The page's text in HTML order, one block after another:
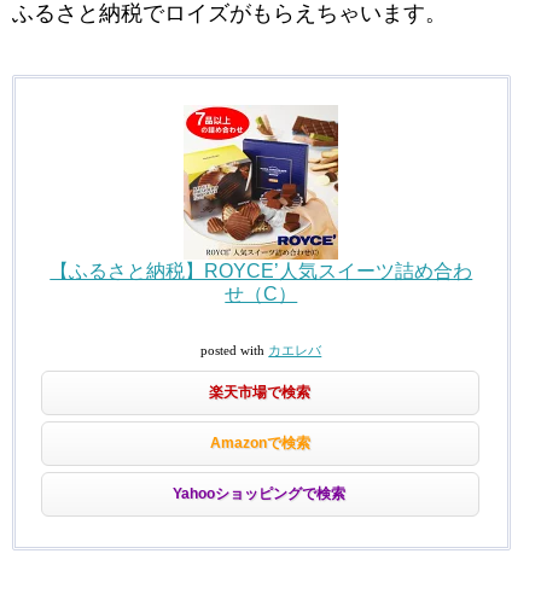
ふるさと納税でロイズがもらえちゃいます。
【ふるさと納税】ROYCE’人気スイーツ詰め合わ
せ（C）
posted with カエレバ
楽天市場で検索
Amazonで検索
Yahooショッピングで検索